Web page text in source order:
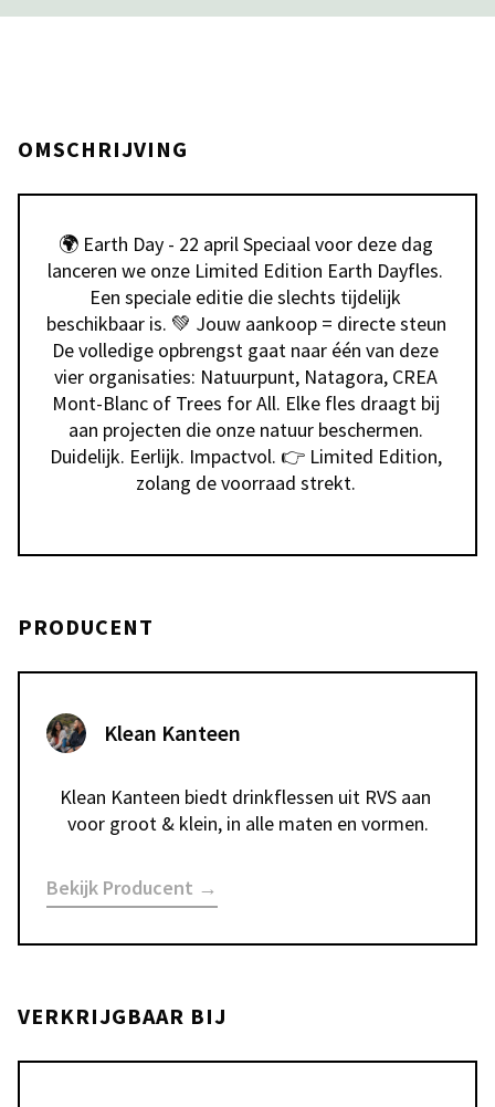
OMSCHRIJVING
🌍 Earth Day - 22 april Speciaal voor deze dag
lanceren we onze Limited Edition Earth Dayfles.
Een speciale editie die slechts tijdelijk
beschikbaar is. 💚 Jouw aankoop = directe steun
De volledige opbrengst gaat naar één van deze
vier organisaties: Natuurpunt, Natagora, CREA
Mont-Blanc of Trees for All. Elke fles draagt bij
aan projecten die onze natuur beschermen.
Duidelijk. Eerlijk. Impactvol. 👉 Limited Edition,
zolang de voorraad strekt.
PRODUCENT
Klean Kanteen
Klean Kanteen biedt drinkflessen uit RVS aan
voor groot & klein, in alle maten en vormen.
Bekijk Producent →
VERKRIJGBAAR BIJ